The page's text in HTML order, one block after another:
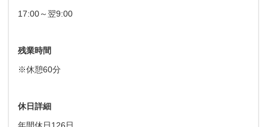
17:00～翌9:00
残業時間
※休憩60分
休日詳細
年間休日126日